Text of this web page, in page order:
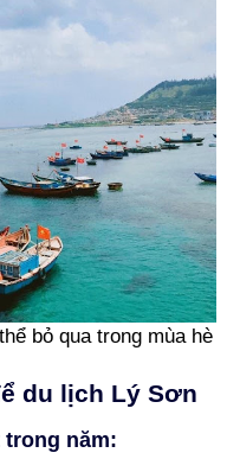
bỏ qua trong mùa hè
du lịch Lý Sơn
trong năm: